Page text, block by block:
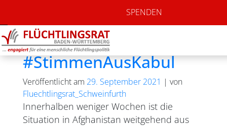
SPENDEN
#StimmenAusKabul
Veröffentlicht am 29. September 2021 | von
Fluechtlingsrat_Schweinfurth
Innerhalben weniger Wochen ist die
Situation in Afghanistan weitgehend aus